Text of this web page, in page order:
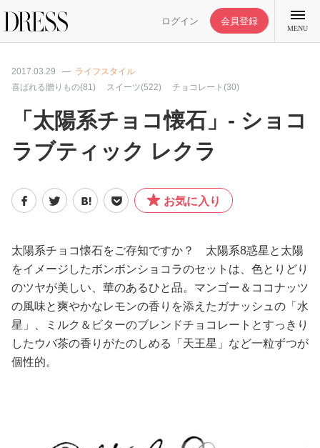
ログイン 会員登録
MENU
ファッション
恋愛/結婚/離婚
美容/健康
2017.03.29
ライフスタイル
喜ばれる贈りもの(81)
スイーツ(522) チョコレート(30)
「太陽系チョコ懐石」- ショコ
ラブティック レクラ
お気に入り
太陽系チョコ懐石をご存知ですか？ 太陽系8惑星と太陽
をイメージしたボンボンショコラのセットは、色とりどり
のツヤが美しい、華のあるひと品。マンゴー＆ココナッツ
の風味と爽やかなレモンの香りを添えたガナッシュの「水
星」、ミルク＆ビターのブレンドチョコレートとすっきり
したウバ茶の香りがたのしめる「天王星」など一粒ずつが
個性的。